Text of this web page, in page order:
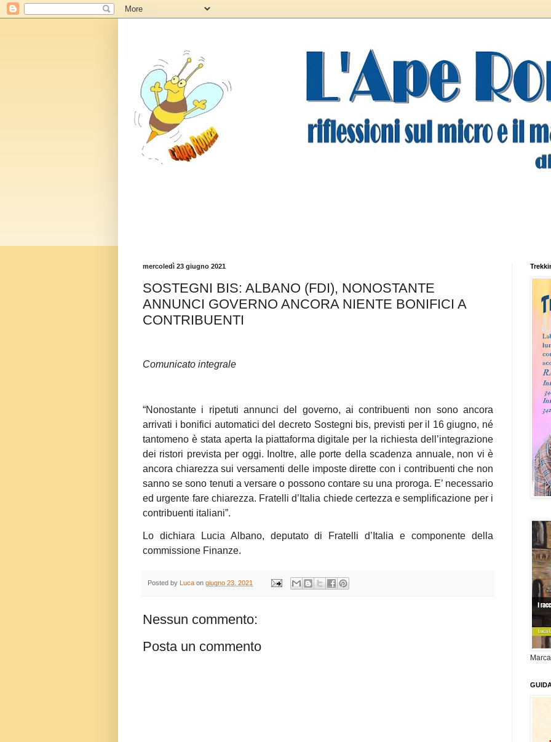
mercoledì 23 giugno 2021
SOSTEGNI BIS: ALBANO (FDI), NONOSTANTE
ANNUNCI GOVERNO ANCORA NIENTE BONIFICI A
CONTRIBUENTI
Comunicato integrale
“Nonostante i ripetuti annunci del governo, ai contribuenti non sono ancora
arrivati i bonifici automatici del decreto Sostegni bis, previsti per il 16 giugno, né
tantomeno è stata aperta la piattaforma digitale per la richiesta dell’integrazione
dei ristori prevista per oggi. Inoltre, alle porte della scadenza annuale, non vi è
ancora chiarezza sui versamenti delle imposte dirette con i contribuenti che non
sanno se sono tenuti a versare o possono contare su una proroga. E’ necessario
ed urgente fare chiarezza. Fratelli d’Italia chiede certezza e semplificazione per i
contribuenti italiani”.
Lo dichiara Lucia Albano, deputato di Fratelli d’Italia e componente della
commissione Finanze.
Posted by Luca on giugno 23, 2021
Nessun commento:
Posta un commento
Marca